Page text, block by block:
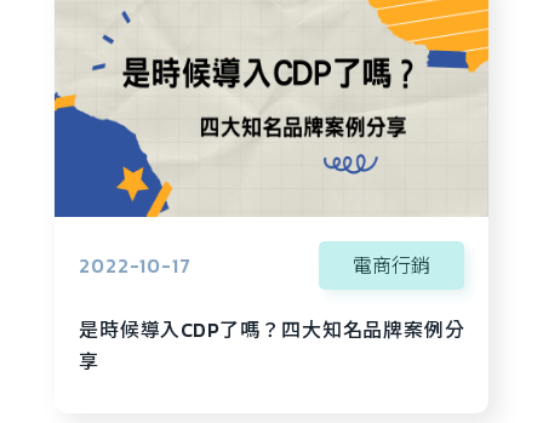
2022-10-17 電商行銷
是時候導入CDP了嗎？四大知名品牌案例分
享